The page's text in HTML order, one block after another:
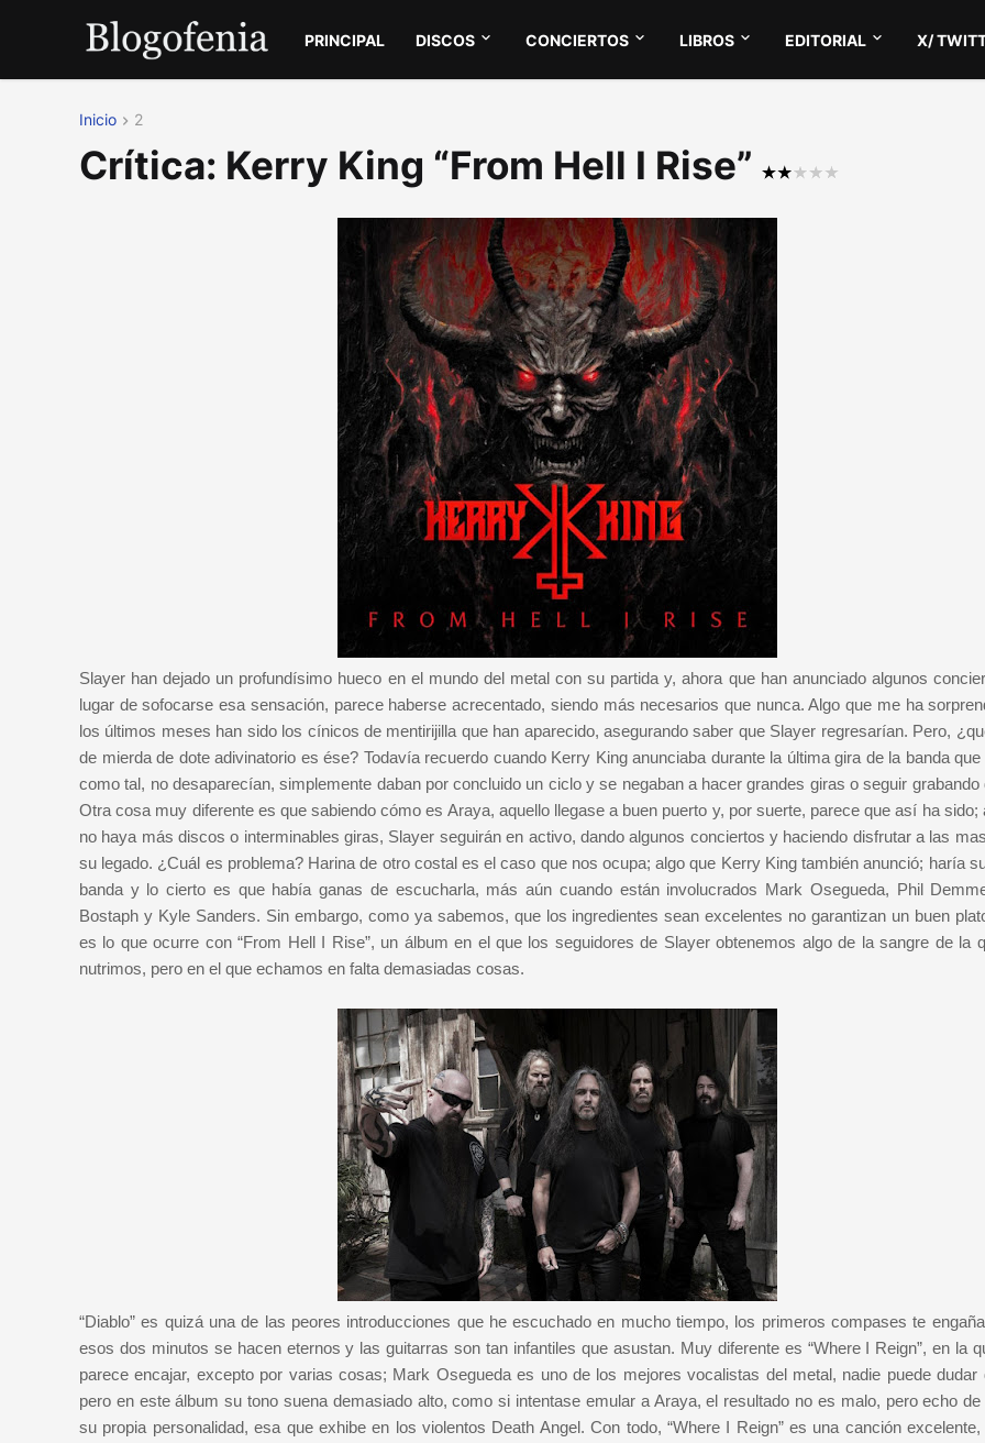
PRINCIPAL DISCOS CONCIERTOS LIBROS EDITORIAL X/
Inicio 2
Crítica: Kerry King “From Hell I Rise”
Slayer han dejado un profundísimo hueco en el mundo del metal con su partida y, ahora que han anunciado algunos
lugar de sofocarse esa sensación, parece haberse acrecentado, siendo más necesarios que nunca. Algo que me ha
los últimos meses han sido los cínicos de mentirijilla que han aparecido, asegurando saber que Slayer regresarían. Pero,
de mierda de dote adivinatorio es ése? Todavía recuerdo cuando Kerry King anunciaba durante la última gira de la banda que
como tal, no desaparecían, simplemente daban por concluido un ciclo y se negaban a hacer grandes giras o seguir grabando
Otra cosa muy diferente es que sabiendo cómo es Araya, aquello llegase a buen puerto y, por suerte, parece que así ha sido;
no haya más discos o interminables giras, Slayer seguirán en activo, dando algunos conciertos y haciendo disfrutar a las
su legado. ¿Cuál es problema? Harina de otro costal es el caso que nos ocupa; algo que Kerry King también anunció; haría
banda y lo cierto es que había ganas de escucharla, más aún cuando están involucrados Mark Osegueda, Phil
Bostaph y Kyle Sanders. Sin embargo, como ya sabemos, que los ingredientes sean excelentes no garantizan un buen
es lo que ocurre con “From Hell I Rise”, un álbum en el que los seguidores de Slayer obtenemos algo de la sangre de la
nutrimos, pero en el que echamos en falta demasiadas cosas.
“Diablo” es quizá una de las peores introducciones que he escuchado en mucho tiempo, los primeros compases te
esos dos minutos se hacen eternos y las guitarras son tan infantiles que asustan. Muy diferente es “Where I Reign”, en la
parece encajar, excepto por varias cosas; Mark Osegueda es uno de los mejores vocalistas del metal, nadie puede dudar
pero en este álbum su tono suena demasiado alto, como si intentase emular a Araya, el resultado no es malo, pero echo
su propia personalidad, esa que exhibe en los violentos Death Angel. Con todo, “Where I Reign” es una canción